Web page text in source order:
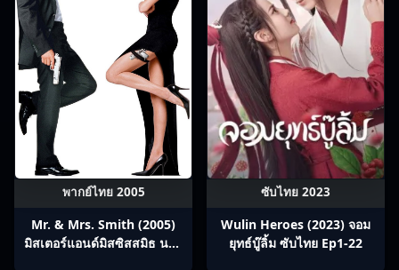
พากย์ไทย 2005
Mr. & Mrs. Smith (2005)
มิสเตอร์แอนด์มิสซิสสมิธ นาย
ซับไทย 2023
Wulin Heroes (2023) จอม
ยุทธ์บู๊ลิ้ม ซับไทย Ep1-22